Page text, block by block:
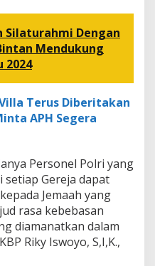
Silaturahmi Dengan
Mendukung
2024
Terus Diberitakan
APH Segera
Personel Polri yang
setiap Gereja dapat
Jemaah yang
rasa kebebasan
diamanatkan dalam
Riky Iswoyo, S,I,K.,